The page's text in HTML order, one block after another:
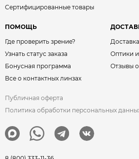
Сертифицированные товары
ПОМОЩЬ
Где проверить зрение?
Узнать статус заказа
Бонусная программа
Все о контактных линзах
Оптики
Отзывы
Публичная оферта
Политика обработки персональных